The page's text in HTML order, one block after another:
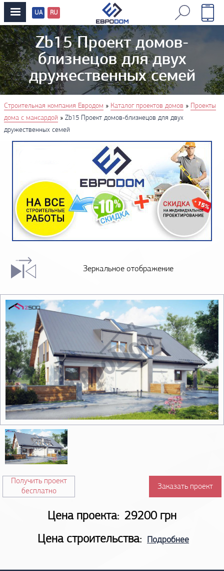
Zb15 Проект домов-
близнецов для двух
дружественных семей
Строительная компания Евродом » Каталог проектов домов » Проекты
дома с мансардой » Zb15 Проект домов-близнецов для двух
дружественных семей
Зеркальное отображение
Получить проект
бесплатно
Заказать проект
Цена проекта: 29200 грн
Цена строительства:
Подробнее
Перевод
сайтов
UA RU